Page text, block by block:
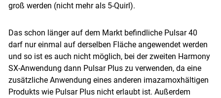
groß werden (nicht mehr als 5-Quirl).
Das schon länger auf dem Markt befindliche Pulsar 40
darf nur einmal auf derselben Fläche angewendet werden
und so ist es auch nicht möglich, bei der zweiten Harmony
SX-Anwendung dann Pulsar Plus zu verwenden, da eine
zusätzliche Anwendung eines anderen imazamoxhältigen
Produkts wie Pulsar Plus nicht erlaubt ist. Außerdem